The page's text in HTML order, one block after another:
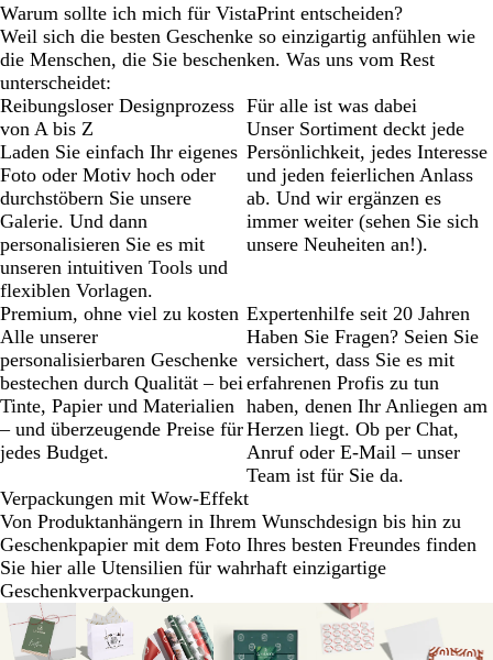
Warum sollte ich mich für VistaPrint entscheiden?
Weil sich die besten Geschenke so einzigartig anfühlen wie
die Menschen, die Sie beschenken. Was uns vom Rest
unterscheidet:
Reibungsloser Designprozess
von A bis Z
Laden Sie einfach Ihr eigenes
Foto oder Motiv hoch oder
durchstöbern Sie unsere
Galerie. Und dann
personalisieren Sie es mit
unseren intuitiven Tools und
flexiblen Vorlagen.
Für alle ist was dabei
Unser Sortiment deckt jede
Persönlichkeit, jedes Interesse
und jeden feierlichen Anlass
ab. Und wir ergänzen es
immer weiter (sehen Sie sich
unsere Neuheiten an!).
Premium, ohne viel zu kosten
Alle unserer
personalisierbaren Geschenke
bestechen durch Qualität – bei
Tinte, Papier und Materialien
– und überzeugende Preise für
jedes Budget.
Expertenhilfe seit 20 Jahren
Haben Sie Fragen? Seien Sie
versichert, dass Sie es mit
erfahrenen Profis zu tun
haben, denen Ihr Anliegen am
Herzen liegt. Ob per Chat,
Anruf oder E-Mail – unser
Team ist für Sie da.
Verpackungen mit Wow-Effekt
Von Produktanhängern in Ihrem Wunschdesign bis hin zu
Geschenkpapier mit dem Foto Ihres besten Freundes finden
Sie hier alle Utensilien für wahrhaft einzigartige
Geschenkverpackungen.
Listenp. gesenkt
Galeriebilder